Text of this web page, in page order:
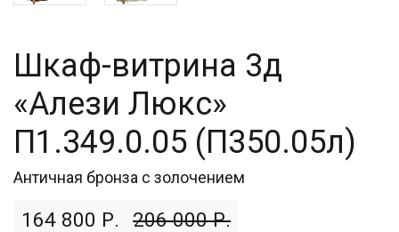
Шкаф-витрина 3д
«Алези Люкс»
П1.349.0.05 (П350.05л)
Античная бронза с золочением
164 800 Р. 206 000 Р.